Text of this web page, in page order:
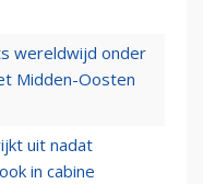
wereldwijd onder
Midden-Oosten
uit nadat
in cabine